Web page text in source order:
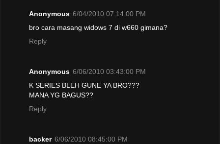
Anonymous 6/04/2010 07:14:00 PM
bro cara masang widows 7 di w660 gimana?
Reply
Anonymous 6/06/2010 03:43:00 PM
K SERIES BLEH GUNE YA BRO???
MANA YG BAGUS??
Reply
backer 6/06/2010 08:45:00 PM